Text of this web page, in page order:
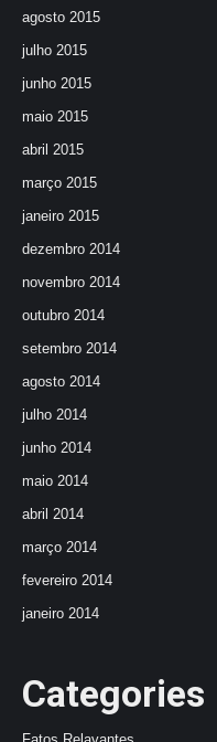
agosto 2015
julho 2015
junho 2015
maio 2015
abril 2015
março 2015
janeiro 2015
dezembro 2014
novembro 2014
outubro 2014
setembro 2014
agosto 2014
julho 2014
junho 2014
maio 2014
abril 2014
março 2014
fevereiro 2014
janeiro 2014
Categories